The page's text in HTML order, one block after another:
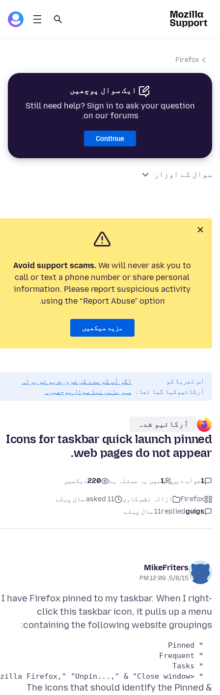
Firefox
ایک سوال پوچھیں
Still need help? Sign in to ask your question
on our forums.
Continue
سوال کے اوزار
Avoid support scams. We will never ask you to
call or text a phone number or share personal
information. Please report suspicious activity
using the “Report Abuse” option.
مزید سیکھیں
اس تھریڈ کو
آرکائیوکیا گیا تھا۔
اگر آپ کو مدد کی ضرورت ہو تو براہ
مہربانی نیا سوال پوچھیں۔
آرکائیو شدہ
Icons for taskbar quick launch pinned
web pages do not appear.
1جواب دیں 1میں یہ مسئلہ ہے 220دیکھیں
Firefox ازالہ نقص کارى
asked 11 سال پہلے
guigs
replied11 سال پہلے
MikeFriters
5/8/15, 12:09 PM
I have Firefox pinned to my taskbar. When I right-
click this taskbar icon, it pulls up a menu
containing the following website groupings:
  * <Unlabeled>; contains "Mozilla Firefox," "Unpin...," & "Close window"
The icons that should identify the Pinned &